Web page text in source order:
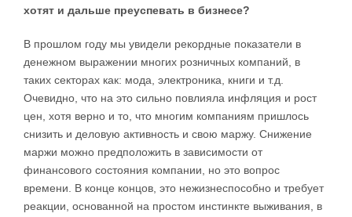
хотят и дальше преуспевать в бизнесе?
В прошлом году мы увидели рекордные показатели в
денежном выражении многих розничных компаний, в
таких секторах как: мода, электроника, книги и т.д.
Очевидно, что на это сильно повлияла инфляция и рост
цен, хотя верно и то, что многим компаниям пришлось
снизить и деловую активность и свою маржу. Снижение
маржи можно предположить в зависимости от
финансового состояния компании, но это вопрос
времени. В конце концов, это нежизнеспособно и требует
реакции, основанной на простом инстинкте выживания, в